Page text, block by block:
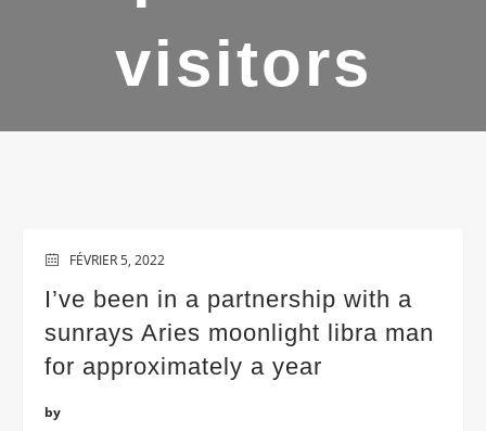
visitors
FÉVRIER 5, 2022
I’ve been in a partnership with a
sunrays Aries moonlight libra man
for approximately a year
by